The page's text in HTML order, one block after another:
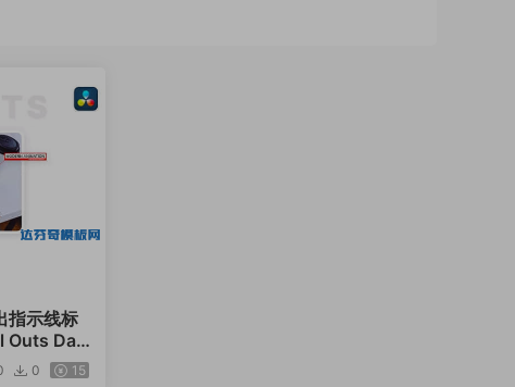
指示线标
Outs DaV
0 15